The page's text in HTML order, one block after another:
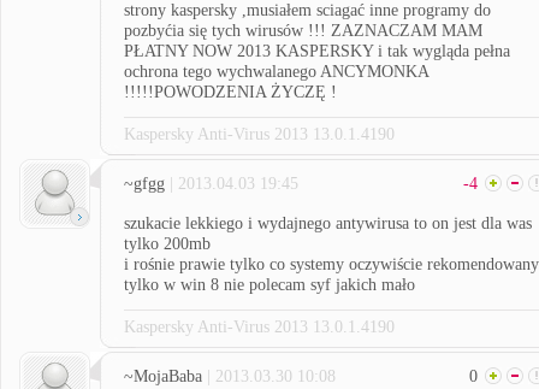
strony kaspersky ,musiałem sciagać inne programy do
pozbyćia się tych wirusów !!! ZAZNACZAM MAM
PŁATNY NOW 2013 KASPERSKY i tak wygląda pełna
ochrona tego wychwalanego ANCYMONKA
!!!!!POWODZENIA ŻYCZĘ !
Kaspersky Anti-Virus 2013 13.0.1.4190
~gfgg | 2013.04.03 19:45 -4
szukacie lekkiego i wydajnego antywirusa to on jest dla was
tylko 200mb
i rośnie prawie tylko co systemy oczywiście rekomendowany
tylko w win 8 nie polecam syf jakich mało
Kaspersky Anti-Virus 2013 13.0.1.4190
~MojaBaba | 2013.03.30 10:08 0